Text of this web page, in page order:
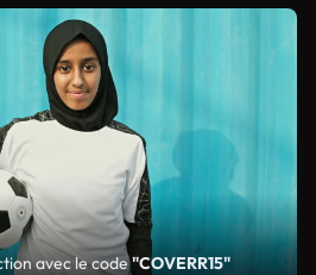
avec le code"COVERR15"